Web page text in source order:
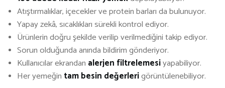
Atıştırmalıklar, içecekler ve protein barları da bulunuyor.
Yapay zekâ, sıcaklıkları sürekli kontrol ediyor.
Ürünlerin doğru şekilde verilip verilmediğini takip ediyor.
Sorun olduğunda anında bildirim gönderiyor.
Kullanıcılar ekrandan alerjen filtrelemesiyapabiliyor.
Her yemeğin tam besin değerlerigörüntülenebiliyor.